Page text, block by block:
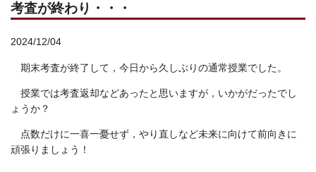
考査が終わり・・・
2024/12/04
期末考査が終了して，今日から久しぶりの通常授業でした。
授業では考査返却などあったと思いますが，いかがだったでし
ょうか？
点数だけに一喜一憂せず，やり直しなど未来に向けて前向きに
頑張りましょう！